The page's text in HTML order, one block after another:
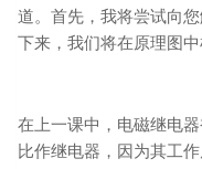
道。首先，我将尝试向
下来，我们将在原理图
在上一课中，电磁继电
比作继电器，因为其工